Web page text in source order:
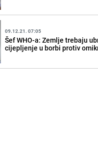
09.12.21. 07:05
Šef WHO-a: Zemlje trebaju
cijepljenje u borbi protiv